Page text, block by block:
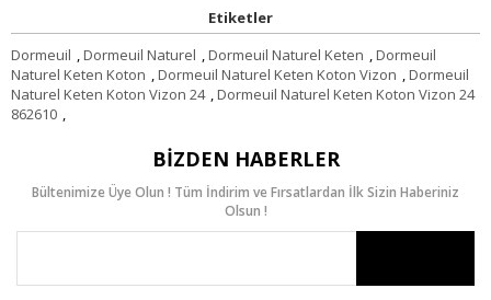
Etiketler
Dormeuil ,Dormeuil Naturel ,Dormeuil Naturel Keten ,Dormeuil
Naturel Keten Koton ,Dormeuil Naturel Keten Koton Vizon ,Dormeuil
Naturel Keten Koton Vizon 24 ,Dormeuil Naturel Keten Koton Vizon 24
862610 ,
BIZDEN HABERLER
Bültenimize Üye Olun ! Tüm İndirim ve Fırsatlardan İlk Sizin Haberiniz
Olsun !